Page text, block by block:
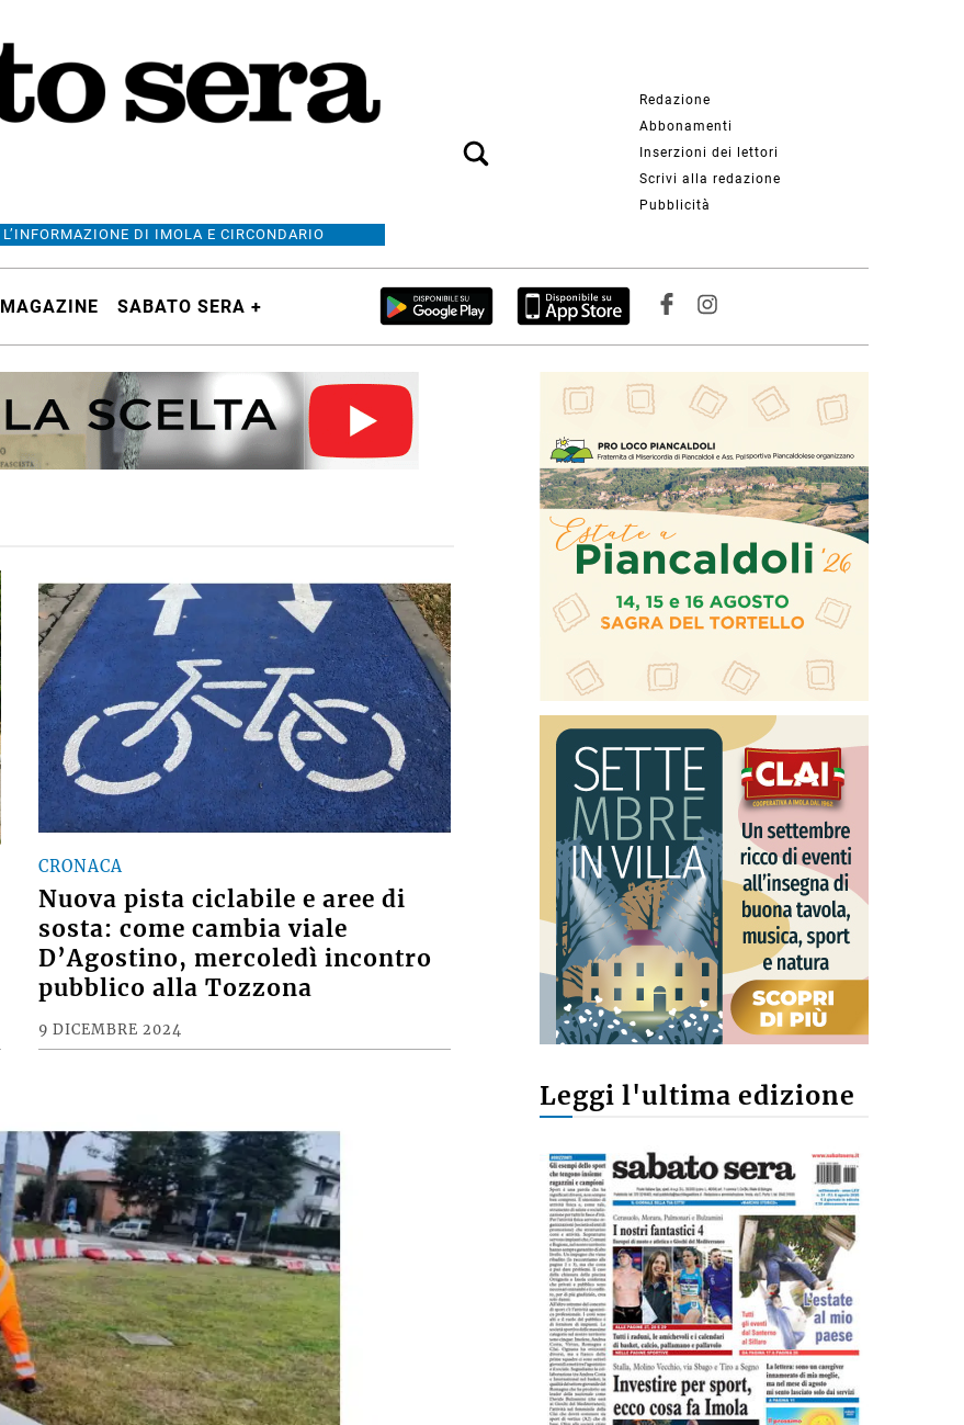
L’INFORMAZIONE DI IMOLA E CIRCONDARIO
Redazione
Abbonamenti
Inserzioni dei lettori
Scrivi alla redazione
Pubblicità
MAGAZINE SABATO SERA +
CRONACA
Nuova pista ciclabile e aree di
sosta: come cambia viale
D’Agostino, mercoledì incontro
pubblico alla Tozzona
9 DICEMBRE 2024
Leggi l'ultima edizione